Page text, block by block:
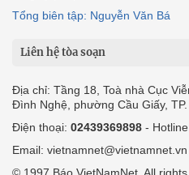
Tổng biên tập: Nguyễn Văn Bá
Liên hệ tòa soạn
Địa chỉ: Tầng 18, Toà nhà Cục
Đình Nghệ, phường Cầu Giấy, TP.
Điện thoại: 02439369898 -
Email: vietnamnet@vietnamnet.vn
© 1997 Báo VietNamNet. All